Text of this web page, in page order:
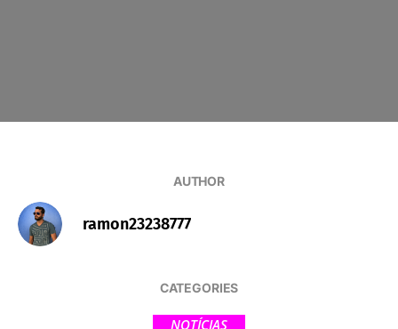
AUTHOR
ramon23238777
CATEGORIES
NOTÍCIAS